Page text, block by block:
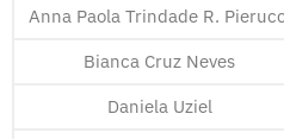
Anna Paola Trindade R.
Bianca Cruz Neves
Daniela Uziel